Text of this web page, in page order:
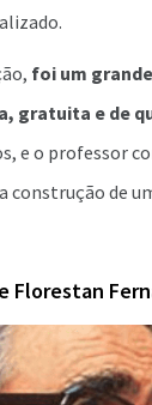
foi um
gratuita e de
e o professor
construção de
Florestan